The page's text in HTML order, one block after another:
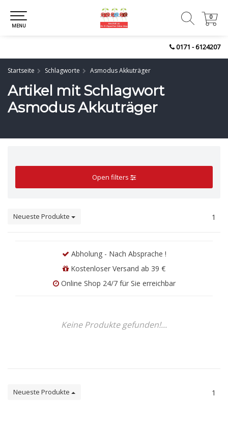
0171 - 6124207
0
0
MENU
Startseite Schlagworte Asmodus Akkuträger
Artikel mit Schlagwort
Asmodus Akkuträger
Open filters
Neueste Produkte 1
Abholung - Nach Absprache !
Kostenloser Versand ab 39 €
Online Shop 24/7 für Sie erreichbar
Keine Produkte gefunden!...
Neueste Produkte 1